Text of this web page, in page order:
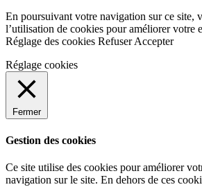
En poursuivant votre navigation sur ce site,
l’utilisation de cookies pour améliorer votre
Réglage des cookies Refuser Accepter
Réglage cookies
Fermer
Gestion des cookies
Ce site utilise des cookies pour améliorer
navigation sur le site. En dehors de ces